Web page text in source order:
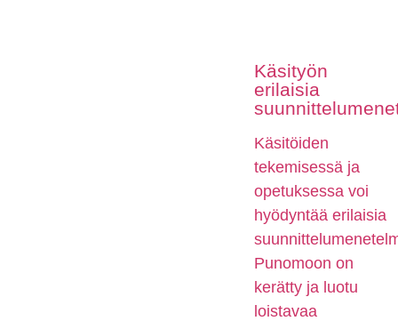
Käsityön
erilaisia
Käsitöiden
tekemisessä ja
opetuksessa voi
hyödyntää erilaisia
Punomoon on
kerätty ja luotu
loistavaa